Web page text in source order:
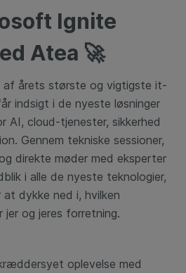
Ignite
Atea 🚀
årets største og vigtigste it-
indsigt i de nyeste løsninger
AI, cloud-tjenester, sikkerhed
Gennem tekniske sessioner,
direkte møder med eksperter
i alle de nyeste teknologier,
dykke ned i, hvilken
og jeres forretning.
oplevelse med